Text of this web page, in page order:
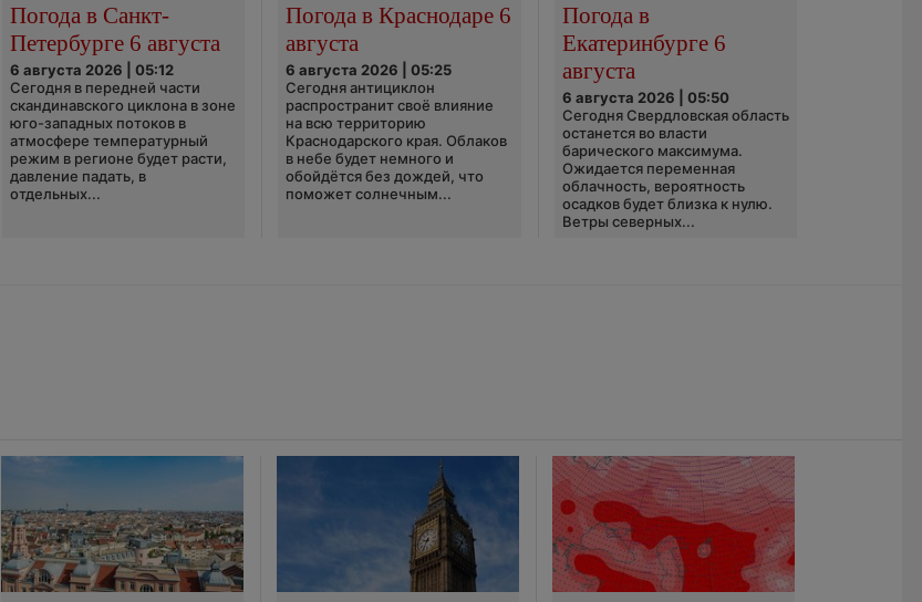
Погода в Санкт-
Петербурге 6 августа
6 августа 2026 | 05:12
Сегодня в передней части
скандинавского циклона в зоне
юго-западных потоков в
атмосфере температурный
режим в регионе будет расти,
давление падать, в
отдельных...
Погода в Краснодаре 6
августа
6 августа 2026 | 05:25
Сегодня антициклон
распространит своё влияние
на всю территорию
Краснодарского края. Облаков
в небе будет немного и
обойдётся без дождей, что
поможет солнечным...
Погода в
Екатеринбурге 6
августа
6 августа 2026 | 05:50
Сегодня Свердловская область
останется во власти
барического максимума.
Ожидается переменная
облачность, вероятность
осадков будет близка к нулю.
Ветры северных...